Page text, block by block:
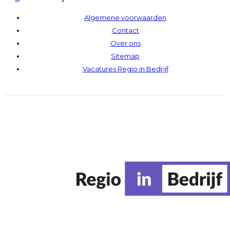
Algemene voorwaarden
Contact
Over ons
Sitemap
Vacatures Regio in Bedrijf